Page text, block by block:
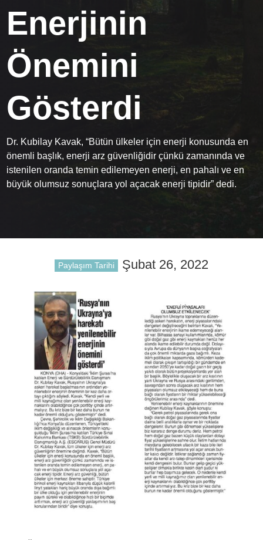
Enerjinin
Önemini
Gösterdi
Dr. Kubilay Kavak, “Bütün ülkeler için enerji konusunda en
önemli başlık, enerji arz güvenliğidir çünkü zamanında ve
istenilen oranda temin edilemeyen enerji, en pahalı ve en
büyük olumsuz sonuçlara yol açacak enerji tipidir” dedi.
Paylaşım Tarihi Şubat 26, 2022